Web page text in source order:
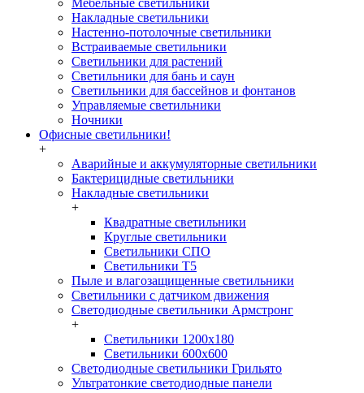
Накладные светильники
Настенно-потолочные светильники
Встраиваемые светильники
Светильники для растений
Светильники для бань и саун
Светильники для бассейнов и фонтанов
Управляемые светильники
Ночники
Офисные светильники!
+
Аварийные и аккумуляторные светильники
Бактерицидные светильники
Накладные светильники
+
Квадратные светильники
Круглые светильники
Светильники СПО
Светильники Т5
Пыле и влагозащищенные светильники
Светильники с датчиком движения
Светодиодные светильники Армстронг
+
Светильники 1200х180
Светильники 600х600
Светодиодные светильники Грильято
Ультратонкие светодиодные панели